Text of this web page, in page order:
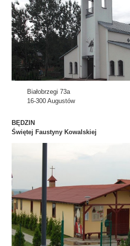
Białobrzegi 73a
16-300 Augustów
BĘDZIN
Świętej Faustyny Kowalskiej